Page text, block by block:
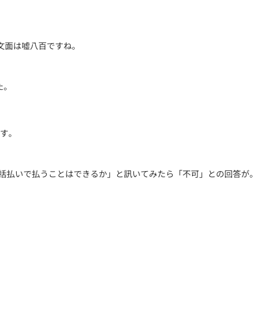
は嘘八百ですね。
。
いで払うことはできるか」と訊いてみたら「不可」との回答が。